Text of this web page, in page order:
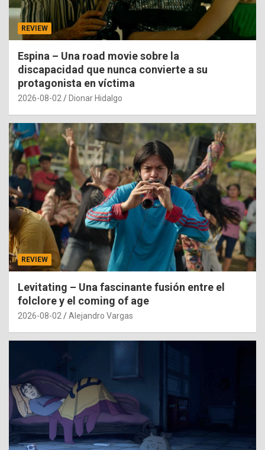
REVIEW
Espina – Una road movie sobre la
discapacidad que nunca convierte a su
protagonista en víctima
2026-08-02 Dionar Hidalgo
REVIEW
Levitating – Una fascinante fusión entre el
folclore y el coming of age
2026-08-02 Alejandro Vargas